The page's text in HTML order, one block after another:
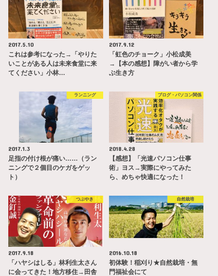
2017.5.10
これは参考になった→「やりた
いことがある人は未来食堂に来
てください」小林…
2017.9.12
「虹色のチョーク」小松成美
→【本の感想】障がい者から学
ぶ生き方
ランニング
2017.1.3
足指の付け根が痛い……（ラン
ニングで２個目のケガをゲッ
ト）
ブログ・パソコン関係
2018.4.28
【感想】「光速パソコン仕事
術」ヨス→実際にやってみた
ら、めちゃ快適になった！
つぶやき
2017.9.18
「ハヤシはしる」林利生太さん
に会ってきた！地方移住→田舎
自然栽培
2016.10.18
初体験！稲刈り★自然栽培・無
門福祉会にて